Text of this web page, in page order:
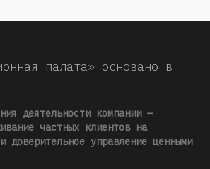
палата» основано в
деятельности компании —
частных клиентов на
доверительное управление ценными